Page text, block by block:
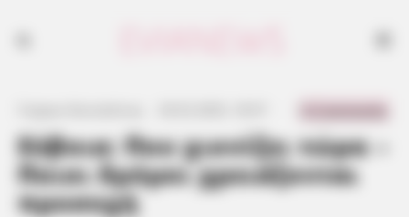
Εύβοια: Που χιονίζει τώρα –
Ποιοι δρόμοι χρειάζονται
προσοχή